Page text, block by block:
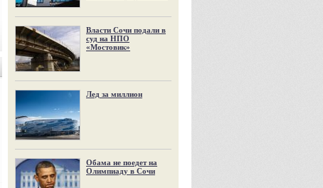
Власти Сочи подали в
суд на НПО
«Мостовик»
Лед за миллион
Обама не поедет на
Олимпиаду в Сочи